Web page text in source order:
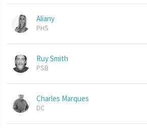
Aliany
PHS
Ruy Smith
PSB
Charles Marques
DC